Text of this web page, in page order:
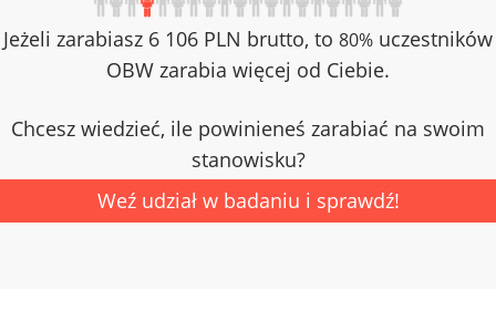
Jeżeli zarabiasz 6 106 PLN brutto, to 80% uczestników
OBW zarabia więcej od Ciebie.
Chcesz wiedzieć, ile powinieneś zarabiać na swoim
stanowisku?
Weź udział w badaniu i sprawdź!